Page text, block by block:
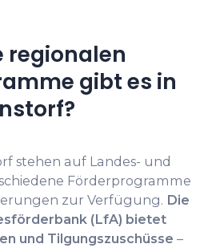
regionalen
gibt es in
stehen auf Landes- und
Förderprogramme
zur Verfügung. Die
(LfA) bietet
und Tilgungszuschüsse –